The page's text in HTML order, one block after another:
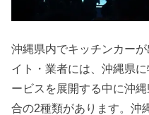
沖縄県内でキッチンカー
イト・業者には、沖縄県
ービスを展開する中に沖
合の2種類があります。沖